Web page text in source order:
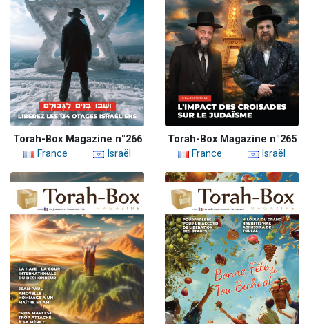
Torah-Box Magazine n°266
France
Israël
Torah-Box Magazine n°265
France
Israël